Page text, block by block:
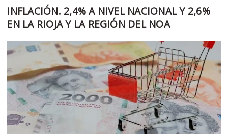
INFLACIÓN. 2,4% A NIVEL NACIONAL Y 2,6%
EN LA RIOJA Y LA REGIÓN DEL NOA